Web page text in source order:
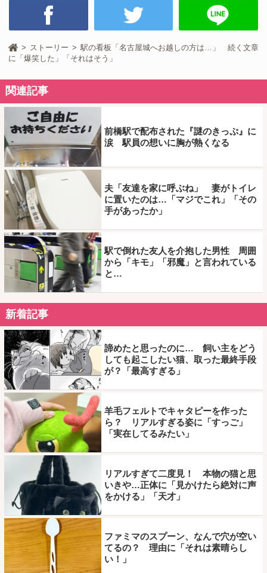
ストーリー
駅の看板「名古屋城へお越しの方は…」 続く文章
に「爆笑した」「それはそう」
関連記事
前橋駅で配布された『謎のきっぷ』に
涙 駅員の想いに胸が熱くなる
夫「友達を家に呼ぶね」 妻がトイレ
に置いたのは…「マジでこれ」「その
手があったか」
駅で倒れた友人を介抱した男性 周囲
から「キモ」「邪魔」と言われている
と…
新着記事
諦めたと思ったのに… 飼い主をどう
しても起こしたい猫、取った最終手段
が？「最高すぎる」
羊毛フェルトでキャタピーを作った
ら？ リアルすぎる姿に「すっご」
「実在してるみたい」
リアルすぎて二度見！ 本物の猫と思
いきや…正体に「見かけたら絶対に声
をかける」「天才」
ファミマのスプーン、なんで穴が空い
てるの？ 理由に「それは素晴らし
い！」